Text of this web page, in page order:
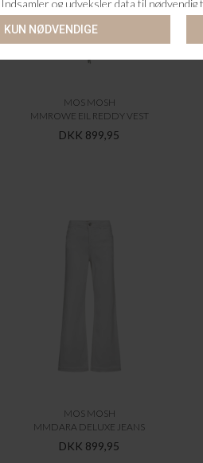
MOS MOSH
MMROWE EIL REDDY VEST
DKK 899,95
MOS MOSH
MMDARA DELUXE JEANS
DKK 899,95